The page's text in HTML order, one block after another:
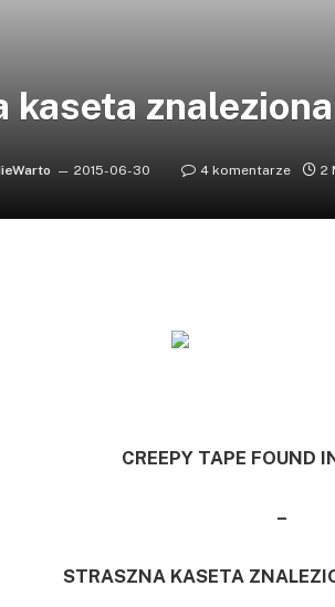
kaseta
2015-06-30 4 komentarze 2
CREEPY TAPE FOUND
–
STRASZNA KASETA